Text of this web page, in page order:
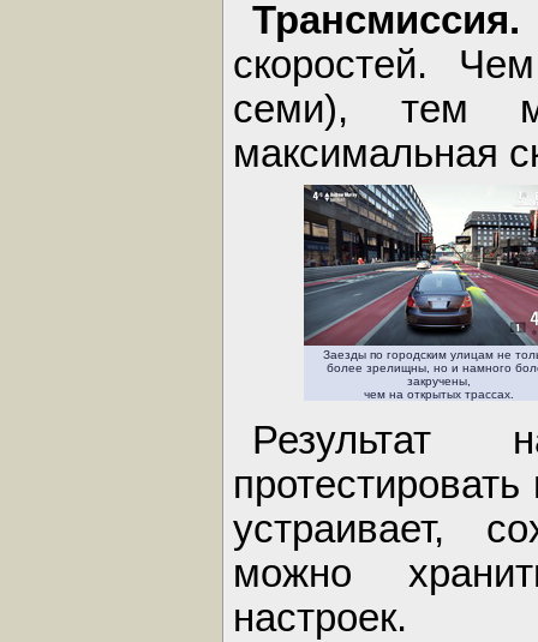
скоростей.
семи), тем
максимальная
Заезды по городским улицам не
более зрелищны, но и намного
закручены,
чем на открытых трассах.
устраивает,
можно
настроек.